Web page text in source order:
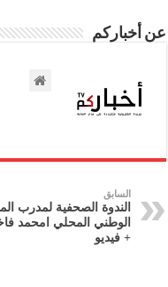
عن أخباركم
السابق
الندوة الصحفية لمدرب
الوطني المحلي امحمد
+ فيديو